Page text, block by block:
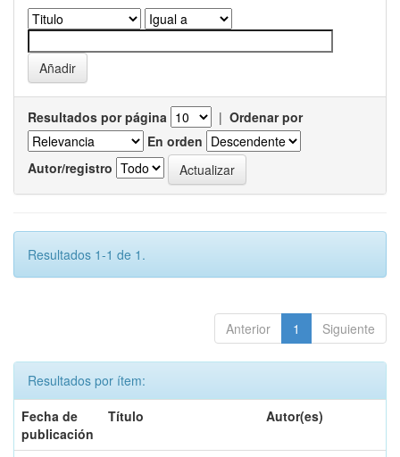
Resultados por página | Ordenar por
En orden
Autor/registro
Resultados 1-1 de 1.
Anterior 1 Siguiente
Resultados por ítem:
Fecha de
publicación
Título Autor(es)